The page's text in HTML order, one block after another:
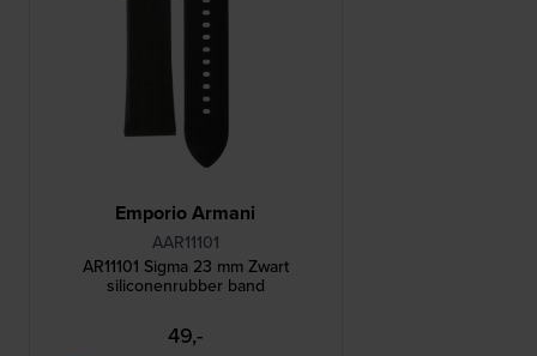
Emporio Armani
AAR11101
AR11101 Sigma 23 mm Zwart
siliconenrubber band
49,-